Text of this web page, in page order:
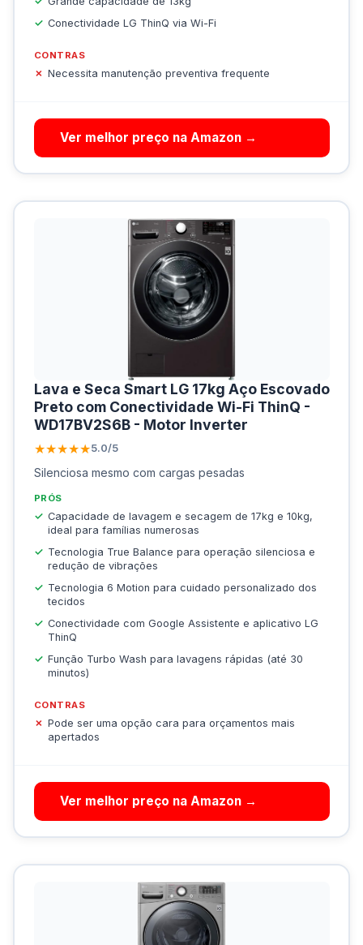
Conectividade LG ThinQ via Wi-Fi
CONTRAS
Necessita manutenção preventiva frequente
Ver melhor preço na Amazon →
Lava e Seca Smart LG 17kg Aço Escovado
Preto com Conectividade Wi-Fi ThinQ -
WD17BV2S6B - Motor Inverter
★★★★★5.0/5
Silenciosa mesmo com cargas pesadas
PRÓS
Capacidade de lavagem e secagem de 17kg e 10kg,
ideal para famílias numerosas
Tecnologia True Balance para operação silenciosa e
redução de vibrações
Tecnologia 6 Motion para cuidado personalizado dos
tecidos
Conectividade com Google Assistente e aplicativo LG
ThinQ
Função Turbo Wash para lavagens rápidas (até 30
minutos)
CONTRAS
Pode ser uma opção cara para orçamentos mais
apertados
Ver melhor preço na Amazon →